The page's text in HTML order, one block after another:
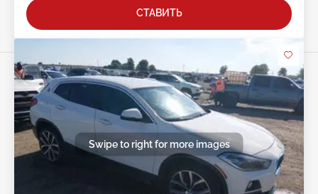
СТАВИТЬ
Swipe to right for more images